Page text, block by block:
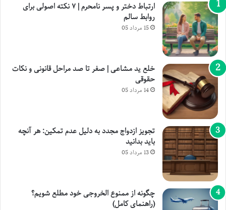
ارتباط دختر و پسر نامحرم | ۷ نکته اصولی برای
روابط سالم
15 مرداد 05
خلع ید مشاعی | صفر تا صد مراحل قانونی و نکات
حقوقی
14 مرداد 05
تجویز ازدواج مجدد به دلیل عدم تمکین: هر آنچه
باید بدانید
13 مرداد 05
چگونه از ممنوع الخروجی خود مطلع شویم؟
(راهنمای کامل)